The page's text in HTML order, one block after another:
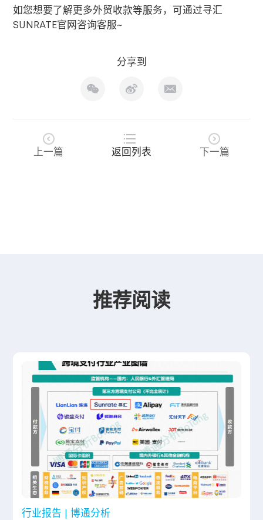
如您想要了解更多外贸收款等服务，可通过寻汇
SUNRATE官网咨询客服~
分享到
上一篇 返回列表 下一篇
推荐阅读
行业报告 | 博通分析